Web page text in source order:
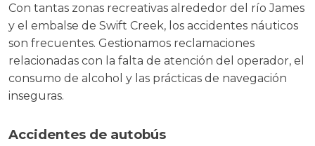
Con tantas zonas recreativas alrededor del río James
y el embalse de Swift Creek, los accidentes náuticos
son frecuentes. Gestionamos reclamaciones
relacionadas con la falta de atención del operador, el
consumo de alcohol y las prácticas de navegación
inseguras.
Accidentes de autobús